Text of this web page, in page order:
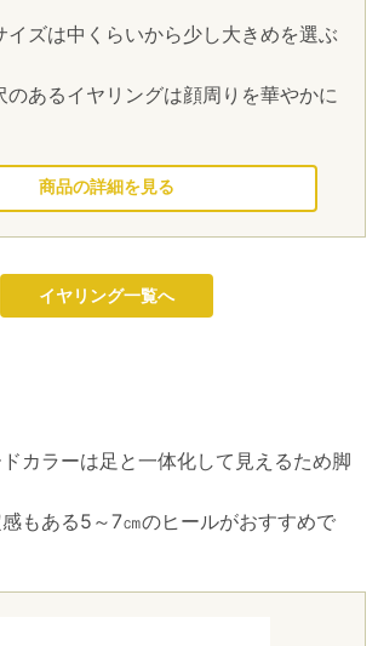
イズは中くらいから少し大きめを選ぶ
のあるイヤリングは顔周りを華やかに
このドレスを見る
イヤリング一覧へ
カラーは足と一体化して見えるため脚
もある5～7㎝のヒールがおすすめで